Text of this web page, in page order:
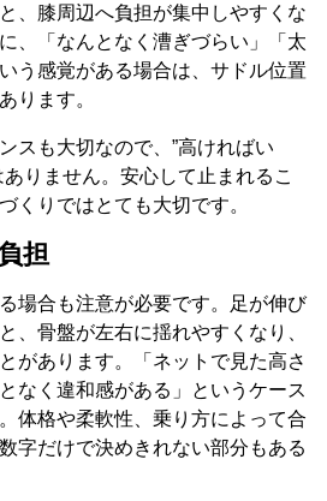
、膝周辺へ負担が集中しやすくな
、「なんとなく漕ぎづらい」「太
う感覚がある場合は、サドル位置
ります。
スも大切なので、”高ければい
りません。安心して止まれるこ
くりではとても大切です。
担
場合も注意が必要です。足が伸び
、骨盤が左右に揺れやすくなり、
があります。「ネットで見た高さ
なく違和感がある」というケース
体格や柔軟性、乗り方によって合
字だけで決めきれない部分もある